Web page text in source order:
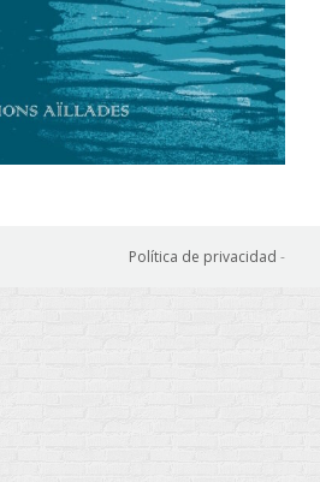
Política de privacidad -